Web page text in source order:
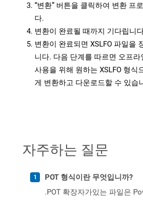
“변환” 버튼을 클릭하여 변환 프
다.
변환이 완료될 때까지 기다립니
변환이 완료되면 XSLFO 파일을
니다. 다음 단계를 따르면 오프
사용을 위해 원하는 XSLFO 형식
게 변환하고 다운로드할 수 있습
자주하는 질문
POT 형식이란 무엇입니까?
.POT 확장자가있는 파일은